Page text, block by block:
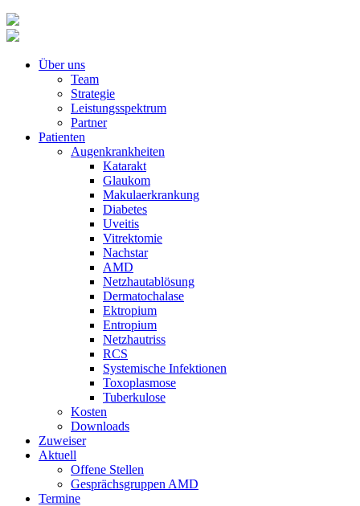
Über uns
Team
Strategie
Leistungsspektrum
Partner
Patienten
Augenkrankheiten
Katarakt
Glaukom
Makulaerkrankung
Diabetes
Uveitis
Vitrektomie
Nachstar
AMD
Netzhautablösung
Dermatochalase
Ektropium
Entropium
Netzhautriss
RCS
Systemische Infektionen
Toxoplasmose
Tuberkulose
Kosten
Downloads
Zuweiser
Aktuell
Offene Stellen
Gesprächsgruppen AMD
Termine